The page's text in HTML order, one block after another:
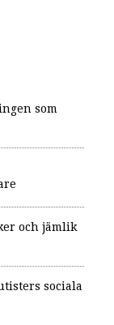
som
och jämlik
sociala